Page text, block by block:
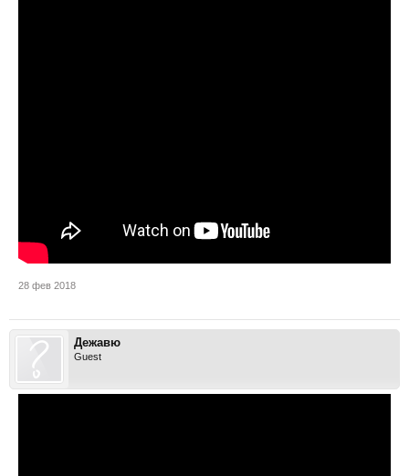
28 фев 2018
Дежавю
Guest